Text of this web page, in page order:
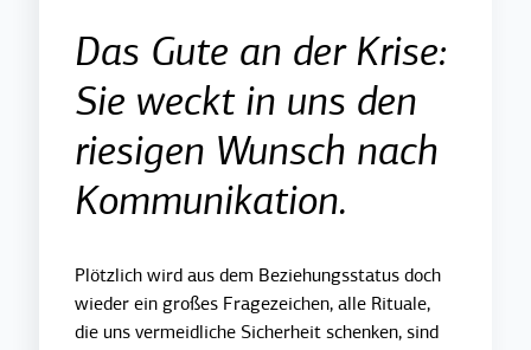
Das Gute an der Krise:
Sie weckt in uns den
riesigen Wunsch nach
Kommunikation.
Plötzlich wird aus dem Beziehungsstatus doch
wieder ein großes Fragezeichen, alle Rituale,
die uns vermeidliche Sicherheit schenken, sind